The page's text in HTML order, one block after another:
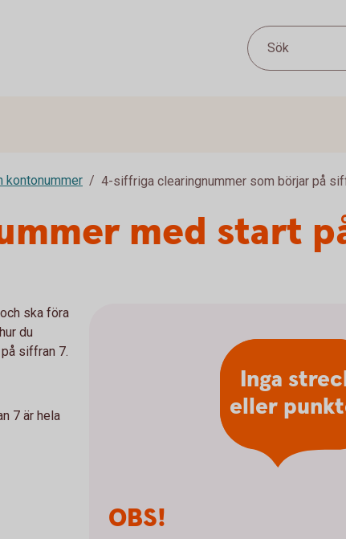
Sök
kontonummer 4-siffriga clearingnummer som börjar på
med start
ska föra
du
siffran 7.
7 är hela
Inga
eller
OBS!